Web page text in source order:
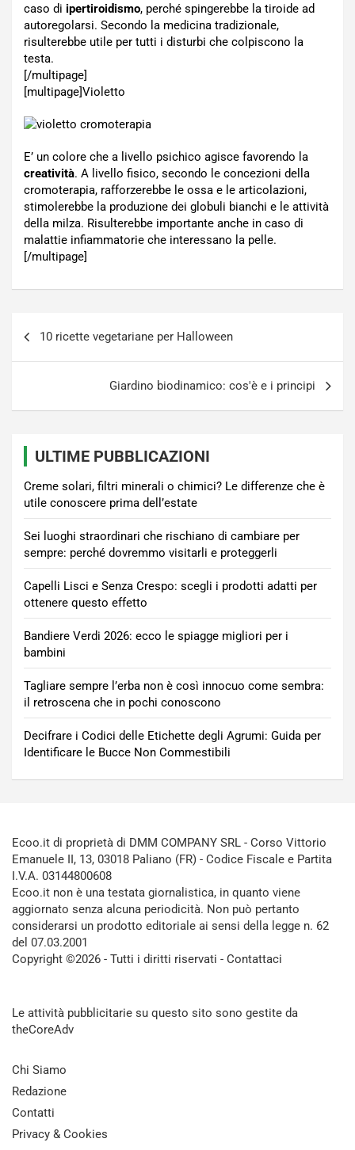
caso di ipertiroidismo, perché spingerebbe la tiroide ad
autoregolarsi. Secondo la medicina tradizionale,
risulterebbe utile per tutti i disturbi che colpiscono la
testa.
[/multipage]
[multipage]Violetto
E’ un colore che a livello psichico agisce favorendo la
creatività. A livello fisico, secondo le concezioni della
cromoterapia, rafforzerebbe le ossa e le articolazioni,
stimolerebbe la produzione dei globuli bianchi e le attività
della milza. Risulterebbe importante anche in caso di
malattie infiammatorie che interessano la pelle.
[/multipage]
10 ricette vegetariane per Halloween
Giardino biodinamico: cos'è e i principi
ULTIME PUBBLICAZIONI
Creme solari, filtri minerali o chimici? Le differenze che è
utile conoscere prima dell’estate
Sei luoghi straordinari che rischiano di cambiare per
sempre: perché dovremmo visitarli e proteggerli
Capelli Lisci e Senza Crespo: scegli i prodotti adatti per
ottenere questo effetto
Bandiere Verdi 2026: ecco le spiagge migliori per i
bambini
Tagliare sempre l’erba non è così innocuo come sembra:
il retroscena che in pochi conoscono
Decifrare i Codici delle Etichette degli Agrumi: Guida per
Identificare le Bucce Non Commestibili
Ecoo.it di proprietà di DMM COMPANY SRL - Corso Vittorio
Emanuele II, 13, 03018 Paliano (FR) - Codice Fiscale e Partita
I.V.A. 03144800608
Ecoo.it non è una testata giornalistica, in quanto viene
aggiornato senza alcuna periodicità. Non può pertanto
considerarsi un prodotto editoriale ai sensi della legge n. 62
del 07.03.2001
Copyright ©2026 - Tutti i diritti riservati - Contattaci
Le attività pubblicitarie su questo sito sono gestite da
theCoreAdv
Chi Siamo
Redazione
Contatti
Privacy & Cookies